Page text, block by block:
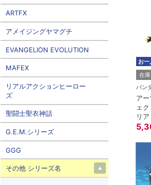
お
在
バン
ア
ェ
リ
幻せ
クス
ARTFX
アメイジングヤマグチ
EVANGELION EVOLUTION
MAFEX
リアルアクションヒーロー
ズ
聖闘士聖衣神話
G.E.M.シリーズ
GGG
その他 シリーズ名